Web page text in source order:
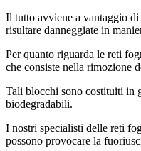
Il tutto avviene a vantaggio
risultare danneggiate in
Per quanto riguarda le reti
che consiste nella rimozione
Tali blocchi sono costituiti in
biodegradabili.
I nostri specialisti delle reti
possono provocare la